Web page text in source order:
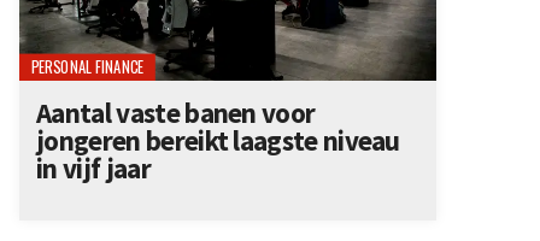
PERSONAL FINANCE
Aantal vaste banen voor
jongeren bereikt laagste niveau
in vijf jaar